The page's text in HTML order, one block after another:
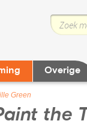
Overige
Green
the